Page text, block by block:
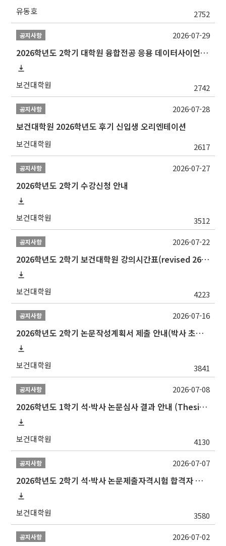
유동호 2752
공지사항
2026학년도 2학기 대학원 융합전공 응용 데이터사이언스 선발 계획 알림
보건대학원 2742
2026-07-29
공지사항
보건대학원 2026학년도 후기 신입생 오리엔테이션
보건대학원 2617
2026-07-28
공지사항
2026학년도 2학기 수강신청 안내
보건대학원 3512
2026-07-27
공지사항
2026학년도 2학기 보건대학원 강의시간표(revised 260803)(2026 2nd SEMESTER SNU GSPH TIMETABLE)
보건대학원 4223
2026-07-22
공지사항
2026학년도 2학기 논문작성계획서 제출 안내(박사 초심 일정 포함)_Thesis Proposal
보건대학원 3841
2026-07-16
공지사항
2026학년도 1학기 석·박사 논문심사 결과 안내 (Thesis Defense Result)
보건대학원 4130
2026-07-08
공지사항
2026학년도 2학기 석·박사 논문제출자격시험 합격자 공고(TSQ Exam Result)
보건대학원 3580
2026-07-07
공지사항 2026-07-02